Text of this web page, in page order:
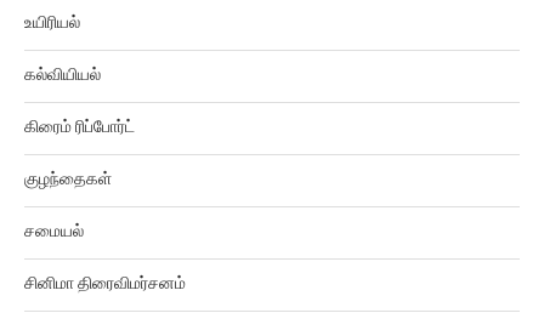
உயிரியல்
கல்வியியல்
கிரைம் ரிப்போர்ட்
குழந்தைகள்
சமையல்
சினிமா திரைவிமர்சனம்